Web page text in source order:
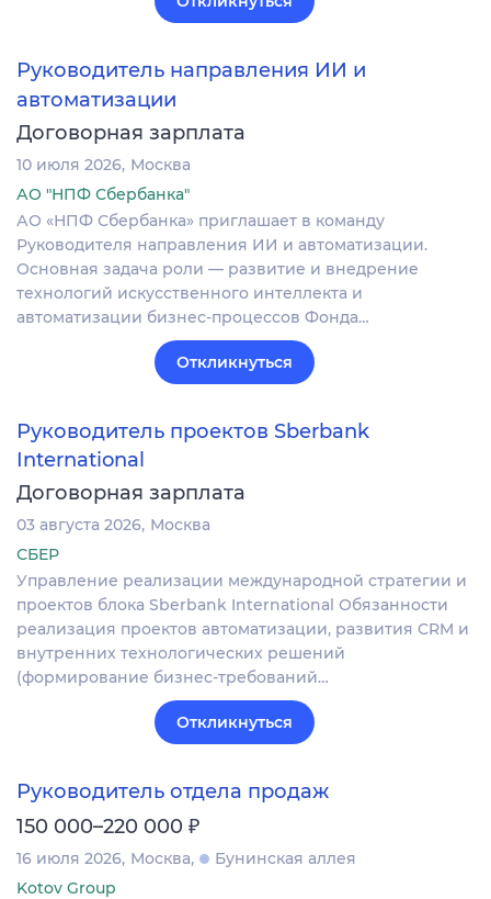
Руководитель направления ИИ и
автоматизации
Договорная зарплата
10 июля 2026 Москва
АО "НПФ Сбербанка"
АО «НПФ Сбербанка» приглашает в команду
Руководителя направления ИИ и автоматизации.
Основная задача роли — развитие и внедрение
технологий искусственного интеллекта и
автоматизации бизнес-процессов Фонда…
Откликнуться
Руководитель проектов Sberbank
International
Договорная зарплата
03 августа 2026 Москва
СБЕР
Управление реализации международной стратегии и
проектов блока Sberbank International Обязанности
реализация проектов автоматизации, развития CRM и
внутренних технологических решений
(формирование бизнес-требований…
Откликнуться
Руководитель отдела продаж
150 000–220 000 ₽
16 июля 2026 Москва
Бунинская аллея
Kotov Group